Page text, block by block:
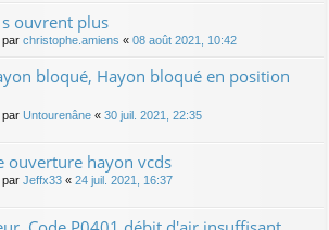
ouvrent plus
par christophe.amiens « 08 août 2021, 10:42
bloqué, Hayon bloqué en position
par Untourenâne « 30 juil. 2021, 22:35
ouverture hayon vcds
par Jeffx33 « 24 juil. 2021, 16:37